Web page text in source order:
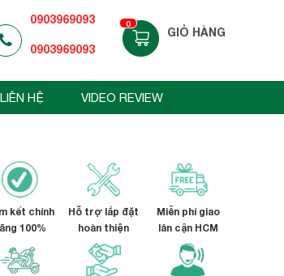
0903969093
0903969093
0
GIỎ HÀNG
LIÊN HỆ VIDEO REVIEW
kết chính
100%
Hỗ trợ lắp đặt
hoàn thiện
Miễn phí giao
lân cận HCM